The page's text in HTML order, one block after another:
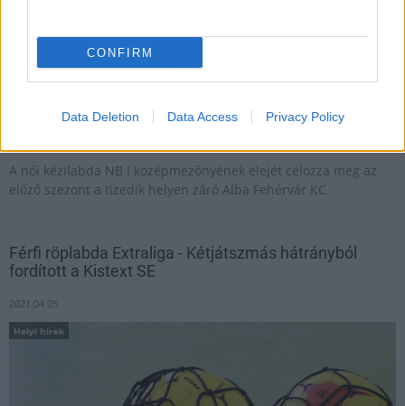
CONFIRM
Data Deletion Data Access Privacy Policy
A női kézilabda NB I középmezőnyének elejét célozza meg az
előző szezont a tizedik helyen záró Alba Fehérvár KC.
Férfi röplabda Extraliga - Kétjátszmás hátrányból
fordított a Kistext SE
2021.04.05
Helyi hírek